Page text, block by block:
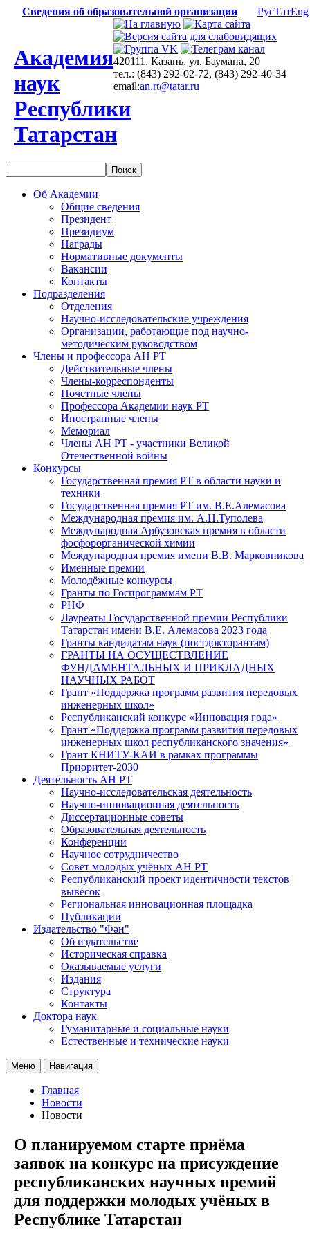
Сведения об образовательной организации РусТатEng
Академия
наук
Республики
Татарстан
420111, Казань, ул. Баумана, 20
тел.: (843) 292-02-72, (843) 292-40-34
email:an.rt@tatar.ru
Об Академии
Общие сведения
Президент
Президиум
Награды
Нормативные документы
Вакансии
Контакты
Подразделения
Отделения
Научно-исследовательские учреждения
Организации, работающие под научно-
методическим руководством
Члены и профессора АН РТ
Действительные члены
Члены-корреспонденты
Почетные члены
Профессора Академии наук РТ
Иностранные члены
Мемориал
Члены АН РТ - участники Великой
Отечественной войны
Конкурсы
Государственная премия РТ в области науки и
техники
Государственная премия РТ им. В.Е.Алемасова
Международная премия им. А.Н.Туполева
Международная Арбузовская премия в области
фосфорорганической химии
Международная премия имени В.В. Марковникова
Именные премии
Молодёжные конкурсы
Гранты по Госпрограммам РТ
РНФ
Лауреаты Государственной премии Республики
Татарстан имени В.Е. Алемасова 2023 года
Гранты кандидатам наук (постдокторантам)
ГРАНТЫ НА ОСУЩЕСТВЛЕНИЕ
ФУНДАМЕНТАЛЬНЫХ И ПРИКЛАДНЫХ
НАУЧНЫХ РАБОТ
Грант «Поддержка программ развития передовых
инженерных школ»
Республиканский конкурс «Инновация года»
Грант «Поддержка программ развития передовых
инженерных школ республиканского значения»
Грант КНИТУ-КАИ в рамках программы
Приоритет-2030
Деятельность АН РТ
Научно-исследовательская деятельность
Научно-инновационная деятельность
Диссертационные советы
Образовательная деятельность
Конференции
Научное сотрудничество
Совет молодых учёных АН РТ
Республиканский проект идентичности текстов
вывесок
Региональная инновационная площадка
Публикации
Издательство "Фән"
Об издательстве
Историческая справка
Оказываемые услуги
Издания
Структура
Контакты
Доктора наук
Гуманитарные и социальные науки
Естественные и технические науки
Меню Навигация
Главная
Новости
Новости
О планируемом старте приёма
заявок на конкурс на присуждение
республиканских научных премий
для поддержки молодых учёных в
Республике Татарстан